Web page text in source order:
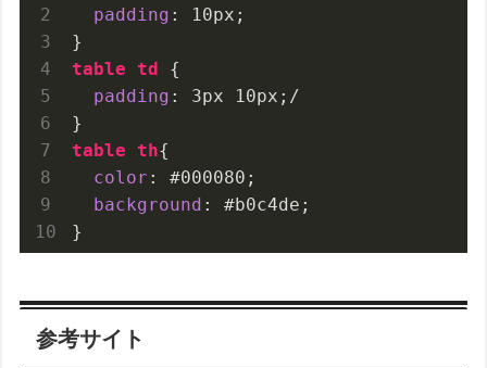
padding : 10px
}
table td
{
padding : 3px 10px
}
table th{
color : #000080
background : #b0c4de
}
参考サイト